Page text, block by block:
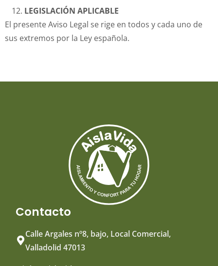
LEGISLACIÓN APLICABLE
El presente Aviso Legal se rige en todos y cada uno de
sus extremos por la Ley española.
Contacto
Calle Argales nº8, bajo, Local Comercial,
Valladolid 47013